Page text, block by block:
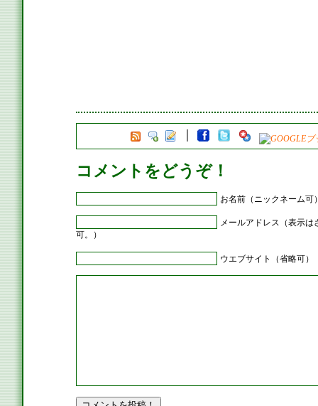
コメントをどうぞ！
お名前（ニックネーム可
メールアドレス（表示
可。）
ウエブサイト（省略可）